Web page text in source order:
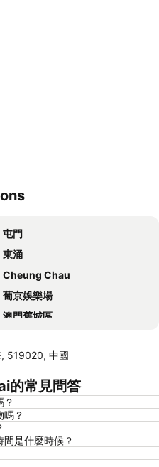
屯門
東涌
Cheung Chau
葡京娛樂場
澳門舊城區
澳門漁人碼頭
情侣路
新馬路
澳門外港客運碼頭
澳門旅遊塔
珠海金灣機場
519020, 中國
的常見問答
？
？
是什麼時候？